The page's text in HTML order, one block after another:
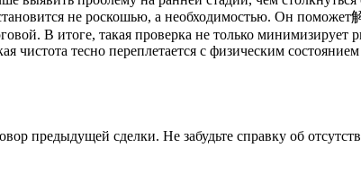
не роскошью, а необходимостью. Он поможет
В итоге, такая проверка не только минимизирует
тесно переплетается с физическим состоянием
предыдущей сделки. Не забудьте справку об